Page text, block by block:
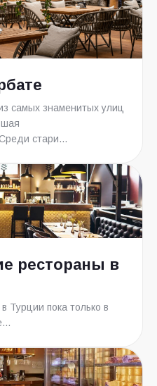
самых знаменитых улиц
стари...
рестораны в
Турции пока только в